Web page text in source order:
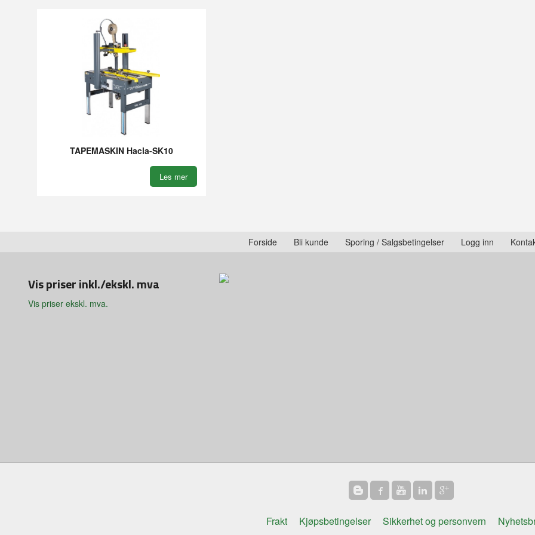
TAPEMASKIN Hacla-SK10
Les mer
Forside Bli kunde Sporing / Salgsbetingelser Logg inn
Vis priser inkl./ekskl. mva
Vis priser ekskl. mva.
Frakt Kjøpsbetingelser Sikkerhet og personvern